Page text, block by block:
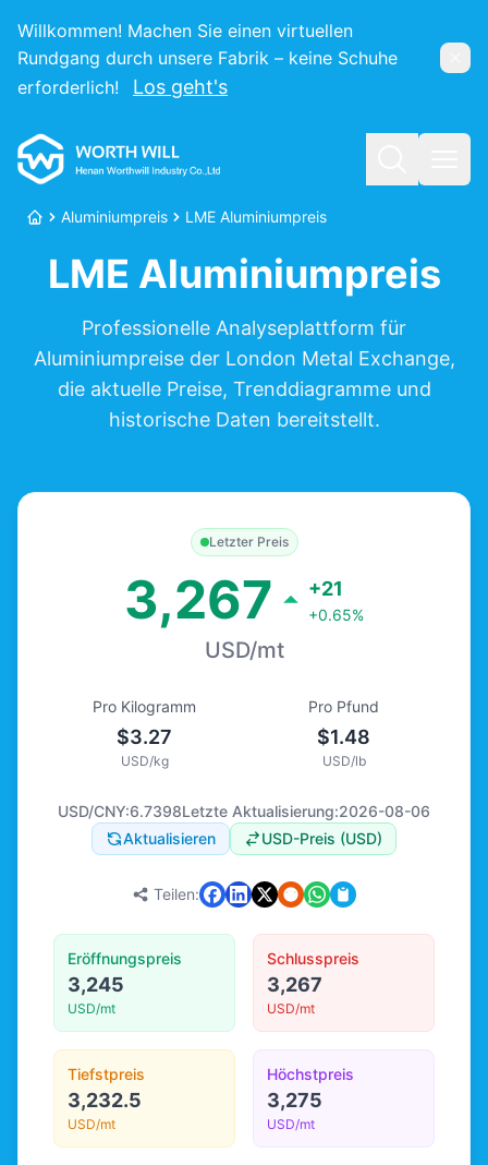
Willkommen! Machen Sie einen virtuellen
Rundgang durch unsere Fabrik – keine Schuhe
erforderlich!
Los geht's
Worthwill
StartseiteAluminiumpreis LME Aluminiumpreis
LME Aluminiumpreis
Professionelle Analyseplattform für
Aluminiumpreise der London Metal Exchange,
die aktuelle Preise, Trenddiagramme und
historische Daten bereitstellt.
Letzter Preis
3,267 +21
+0.65%
USD/mt
Pro Kilogramm
$3.27
USD/kg
Pro Pfund
$1.48
USD/lb
USD/CNY:6.7398Letzte Aktualisierung:2026-08-06
Aktualisieren
USD-Preis (USD)
Teilen:
Eröffnungspreis
3,245
USD/mt
Schlusspreis
3,267
USD/mt
Tiefstpreis
3,232.5
USD/mt
Höchstpreis
3,275
USD/mt